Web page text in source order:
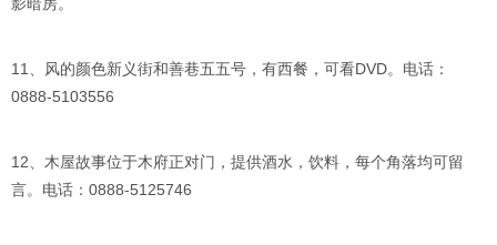
11、风的颜色新义街和善巷五五号，有西餐，可看DVD。电话：
0888-5103556
12、木屋故事位于木府正对门，提供酒水，饮料，每个角落均可留
言。电话：0888-5125746